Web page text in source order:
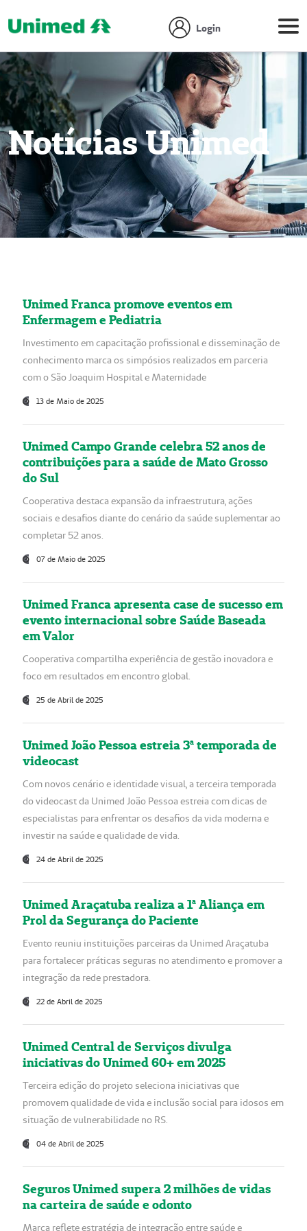
Login
Notícias Unimed
Unimed Franca promove eventos em
Enfermagem e Pediatria
Investimento em capacitação profissional e disseminação de
conhecimento marca os simpósios realizados em parceria
com o São Joaquim Hospital e Maternidade
13 de Maio de 2025
Unimed Campo Grande celebra 52 anos de
contribuições para a saúde de Mato Grosso
do Sul
Cooperativa destaca expansão da infraestrutura, ações
sociais e desafios diante do cenário da saúde suplementar ao
completar 52 anos.
07 de Maio de 2025
Unimed Franca apresenta case de sucesso em
evento internacional sobre Saúde Baseada
em Valor
Cooperativa compartilha experiência de gestão inovadora e
foco em resultados em encontro global.
25 de Abril de 2025
Unimed João Pessoa estreia 3ª temporada de
videocast
Com novos cenário e identidade visual, a terceira temporada
do videocast da Unimed João Pessoa estreia com dicas de
especialistas para enfrentar os desafios da vida moderna e
investir na saúde e qualidade de vida.
24 de Abril de 2025
Unimed Araçatuba realiza a 1ª Aliança em
Prol da Segurança do Paciente
Evento reuniu instituições parceiras da Unimed Araçatuba
para fortalecer práticas seguras no atendimento e promover a
integração da rede prestadora.
22 de Abril de 2025
Unimed Central de Serviços divulga
iniciativas do Unimed 60+ em 2025
Terceira edição do projeto seleciona iniciativas que
promovem qualidade de vida e inclusão social para idosos em
situação de vulnerabilidade no RS.
04 de Abril de 2025
Seguros Unimed supera 2 milhões de vidas
na carteira de saúde e odonto
Marca reflete estratégia de integração entre saúde e